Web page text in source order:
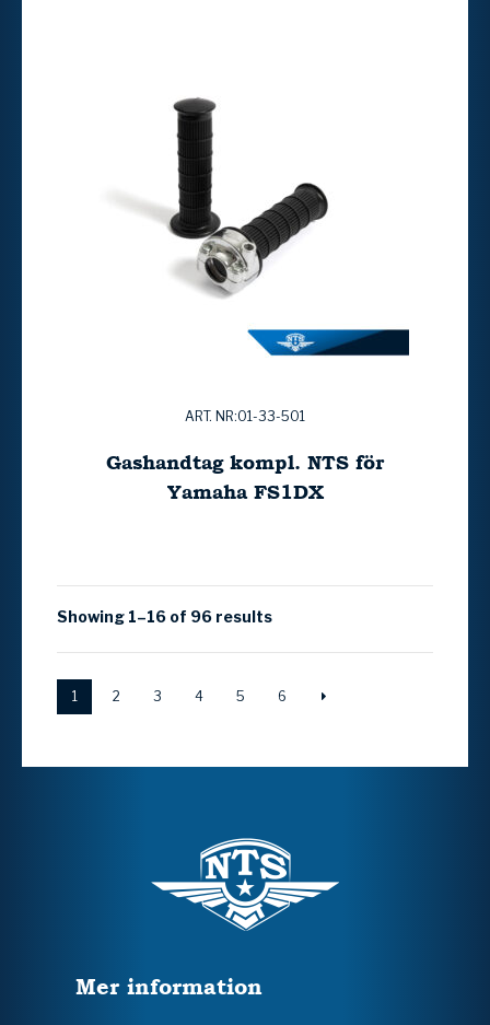
ART. NR:01-33-501
Gashandtag kompl. NTS för
Yamaha FS1DX
Showing 1–16 of 96 results
1 2 3 4 5 6
Mer information